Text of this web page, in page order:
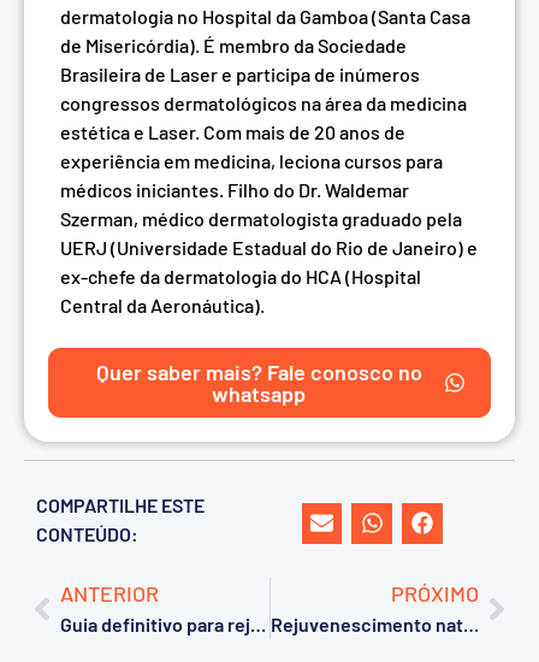
dermatologia no Hospital da Gamboa (Santa Casa
de Misericórdia). É membro da Sociedade
Brasileira de Laser e participa de inúmeros
congressos dermatológicos na área da medicina
estética e Laser. Com mais de 20 anos de
experiência em medicina, leciona cursos para
médicos iniciantes. Filho do Dr. Waldemar
Szerman, médico dermatologista graduado pela
UERJ (Universidade Estadual do Rio de Janeiro) e
ex-chefe da dermatologia do HCA (Hospital
Central da Aeronáutica).
Quer saber mais? Fale conosco no
whatsapp
COMPARTILHE ESTE
CONTEÚDO:
ANTERIOR
Guia definitivo para rejuvenescimento facial com laser de CO2 Deka
PRÓXIMO
Rejuvenescimento natural: diferença entre toxina, preenchimento e co2